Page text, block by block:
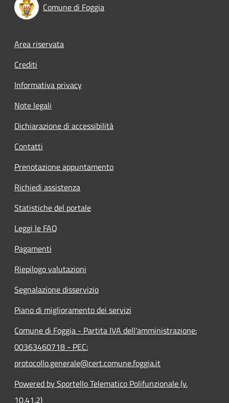
Comune di Foggia
Footer menu
Area riservata
Crediti
Informativa privacy
Note legali
Dichiarazione di accessibilità
Contatti
Prenotazione appuntamento
Richiedi assistenza
Statistiche del portale
Leggi le FAQ
Pagamenti
Riepilogo valutazioni
Segnalazione disservizio
Piano di miglioramento dei servizi
Comune di Foggia - Partita IVA dell'amministrazione:
00363460718 - PEC:
protocollo.generale@cert.comune.foggia.it
Powered by Sportello Telematico Polifunzionale (v.
10.41.2)